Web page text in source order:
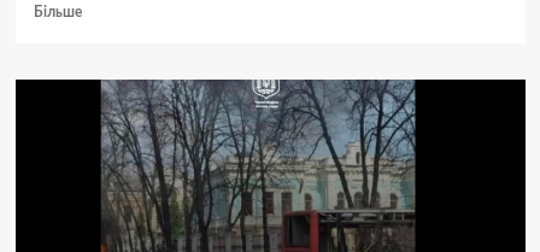
БільшеДокладніше
хоче
купити
три
нові
тролейбуси
мільйонів